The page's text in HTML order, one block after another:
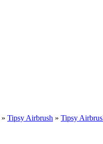
» Tipsy Airbrush » Tipsy